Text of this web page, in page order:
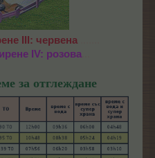
III: червена
IV: розова
за отглеждане